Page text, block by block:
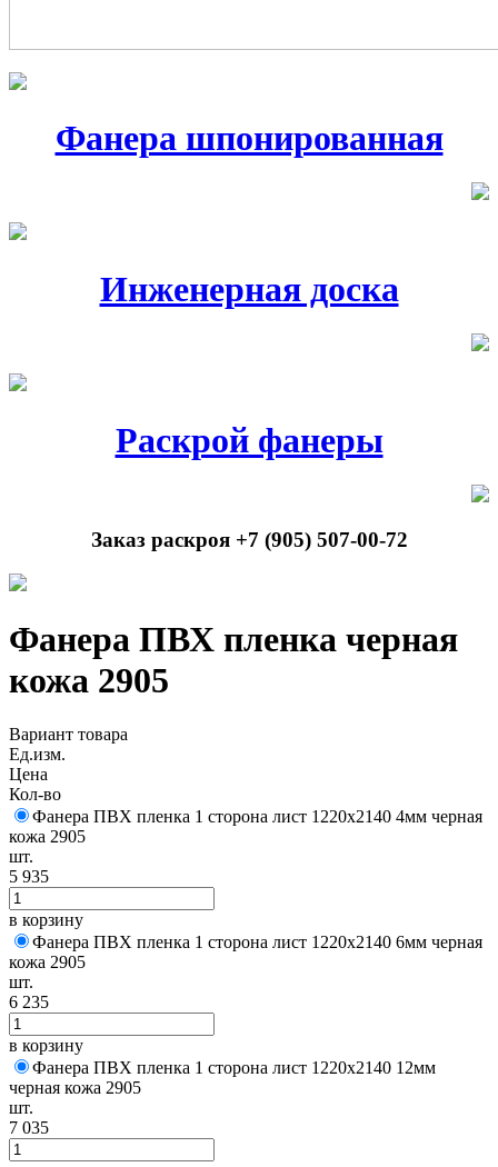
Фанера шпонированная
Инженерная доска
Раскрой фанеры
Заказ раскроя +7 (905) 507-00-72
Фанера ПВХ пленка черная
кожа 2905
Вариант товара
Ед.изм.
Цена
Кол-во
Фанера ПВХ пленка 1 сторона лист 1220х2140 4мм черная
кожа 2905
шт.
5 935
в корзину
Фанера ПВХ пленка 1 сторона лист 1220х2140 6мм черная
кожа 2905
шт.
6 235
в корзину
Фанера ПВХ пленка 1 сторона лист 1220х2140 12мм
черная кожа 2905
шт.
7 035